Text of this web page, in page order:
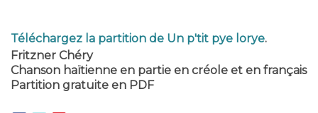
Téléchargez la partition de Un p'tit pye lorye.
Fritzner Chéry
Chanson haïtienne en partie en créole et en français
Partition gratuite en PDF